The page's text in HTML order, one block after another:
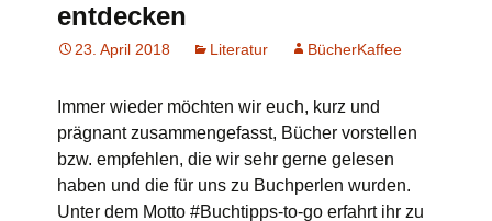
entdecken
23. April 2018 Literatur BücherKaffee
Immer wieder möchten wir euch, kurz und
prägnant zusammengefasst, Bücher vorstellen
bzw. empfehlen, die wir sehr gerne gelesen
haben und die für uns zu Buchperlen wurden.
Unter dem Motto #Buchtipps-to-go erfahrt ihr zu